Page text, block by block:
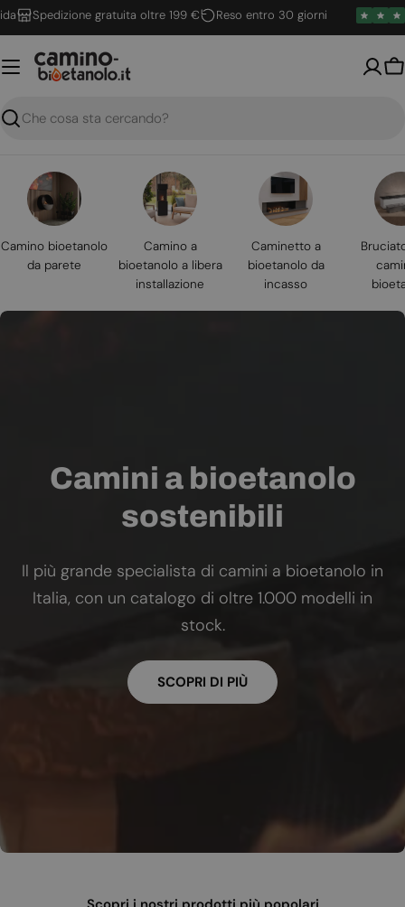
Vai
al
contenuto
Spedizione gratuita oltre 199 € Reso entro 30 giorni
Ricerca
Camino bioetanolo
da parete
Camino a
bioetanolo a libera
installazione
Caminetto a
bioetanolo da
incasso
Camini a bioetanolo
sostenibili
Il più grande specialista di camini a bioetanolo in
Italia, con un catalogo di oltre 1.000 modelli in
stock.
SCOPRI DI PIÙ